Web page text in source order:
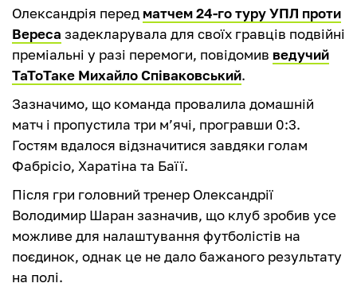
Олександрія перед матчем 24-го туру УПЛ проти
Вереса задекларувала для своїх гравців подвійні
преміальні у разі перемоги, повідомив ведучий
ТаТоТаке Михайло Співаковський.
Зазначимо, що команда провалила домашній
матч і пропустила три м’ячі, програвши 0:3.
Гостям вдалося відзначитися завдяки голам
Фабрісіо, Харатіна та Баїї.
Після гри головний тренер Олександрії
Володимир Шаран зазначив, що клуб зробив усе
можливе для налаштування футболістів на
поєдинок, однак це не дало бажаного результату
на полі.